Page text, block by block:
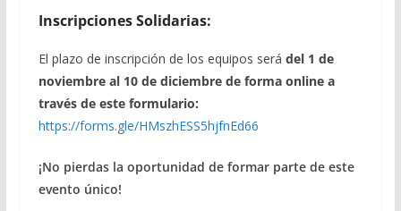
Inscripciones Solidarias:
El plazo de inscripción de los equipos será del 1 de
noviembre al 10 de diciembre de forma online a
través de este formulario:
https://forms.gle/HMszhESS5hjfnEd66
¡No pierdas la oportunidad de formar parte de este
evento único!